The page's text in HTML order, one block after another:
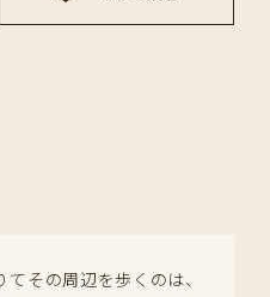
その周辺を歩くのは、